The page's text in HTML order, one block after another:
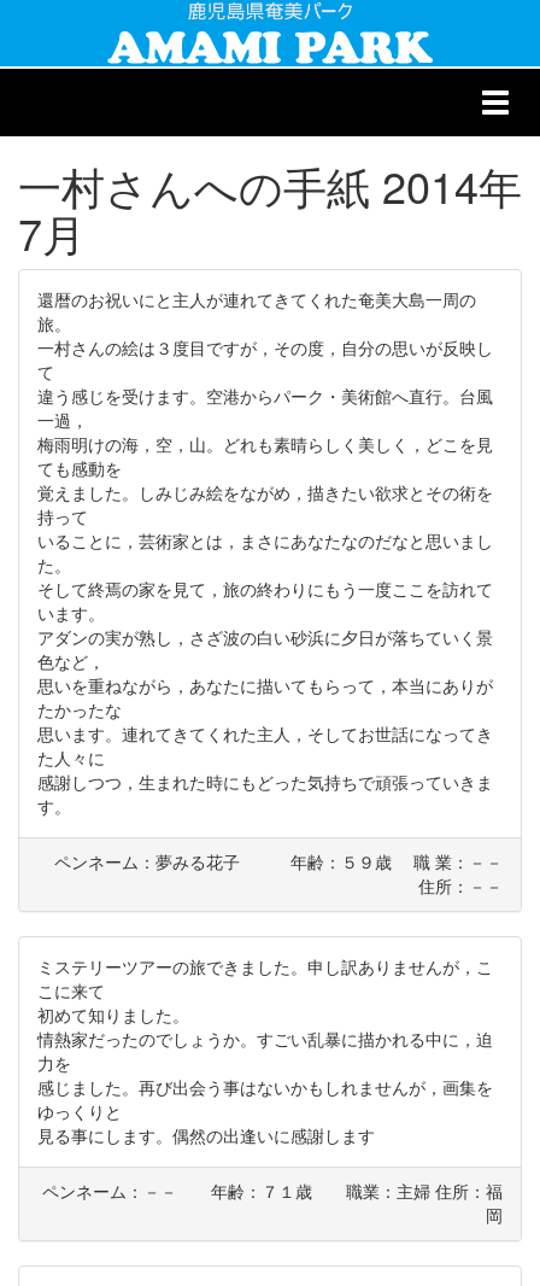
一村さんへの手紙 2014年
7月
還暦のお祝いにと主人が連れてきてくれた奄美大島一周の
旅。
一村さんの絵は３度目ですが，その度，自分の思いが反映し
て
違う感じを受けます。空港からパーク・美術館へ直行。台風
一過，
梅雨明けの海，空，山。どれも素晴らしく美しく，どこを見
ても感動を
覚えました。しみじみ絵をながめ，描きたい欲求とその術を
持って
いることに，芸術家とは，まさにあなたなのだなと思いまし
た。
そして終焉の家を見て，旅の終わりにもう一度ここを訪れて
います。
アダンの実が熟し，さざ波の白い砂浜に夕日が落ちていく景
色など，
思いを重ねながら，あなたに描いてもらって，本当にありが
たかったな
思います。連れてきてくれた主人，そしてお世話になってき
た人々に
感謝しつつ，生まれた時にもどった気持ちで頑張っていきま
す。
ペンネーム：夢みる花子 年齢：５９歳 職 業：－－
住所：－－
ミステリーツアーの旅できました。申し訳ありませんが，こ
こに来て
初めて知りました。
情熱家だったのでしょうか。すごい乱暴に描かれる中に，迫
力を
感じました。再び出会う事はないかもしれませんが，画集を
ゆっくりと
見る事にします。偶然の出逢いに感謝します
ペンネーム：－－ 年齢：７１歳 職業：主婦 住所：福
岡